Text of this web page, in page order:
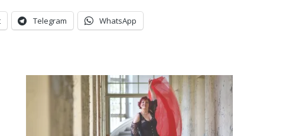
Telegram WhatsApp